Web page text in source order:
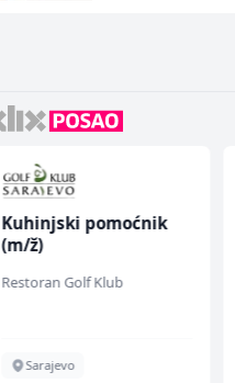
Kuhinjski pomoćnik
(m/ž)
Restoran Golf Klub
Sarajevo